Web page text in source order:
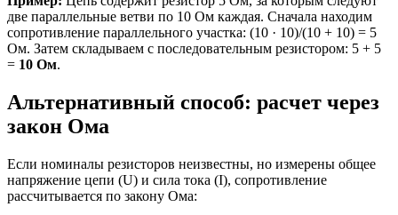
две параллельные ветви по 10 Ом каждая. Сначала находим
сопротивление параллельного участка: (10 · 10)/(10 + 10) = 5
Ом. Затем складываем с последовательным резистором: 5 + 5
= 10 Ом.
Альтернативный способ: расчет через
закон Ома
Если номиналы резисторов неизвестны, но измерены общее
напряжение цепи (U) и сила тока (I), сопротивление
рассчитывается по закону Ома: